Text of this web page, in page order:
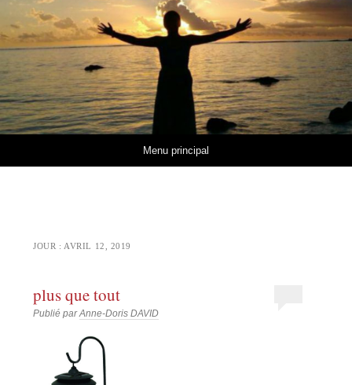
Menu principal
JOUR :AVRIL 12, 2019
plus que tout
Publié parAnne-Doris DAVID